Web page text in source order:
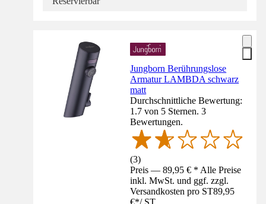
Jungborn Berührungslose
Armatur LAMBDA schwarz
matt
Durchschnittliche Bewertung:
1.7 von 5 Sternen. 3
Bewertungen.
(3)
Preis — 89,95 € * Alle Preise
inkl. MwSt. und ggf. zzgl.
Versandkosten pro ST89,95
€*/ ST